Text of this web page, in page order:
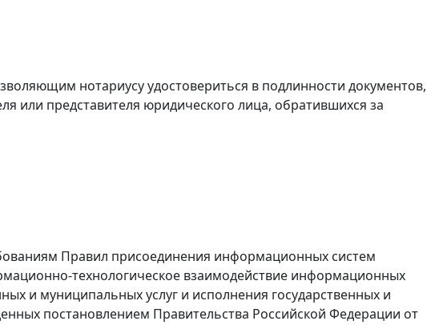
нотариусу удостовериться в подлинности документов,
или представителя юридического лица, обратившихся за
Правил присоединения информационных систем
технологическое взаимодействие информационных
и муниципальных услуг и исполнения государственных и
постановлением Правительства Российской Федерации от